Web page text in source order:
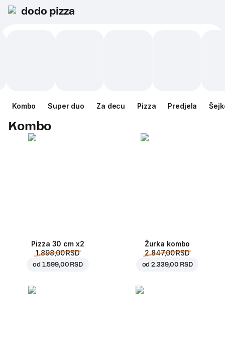
dodo pizza
Kombo Super duo Za decu Pizza Predjela
Kombo
Pizza 30 cm x2
1.898,00 RSD
od 1.599,00 RSD
Žurka kombo
2.847,00 RSD
od2.339,00 RSD